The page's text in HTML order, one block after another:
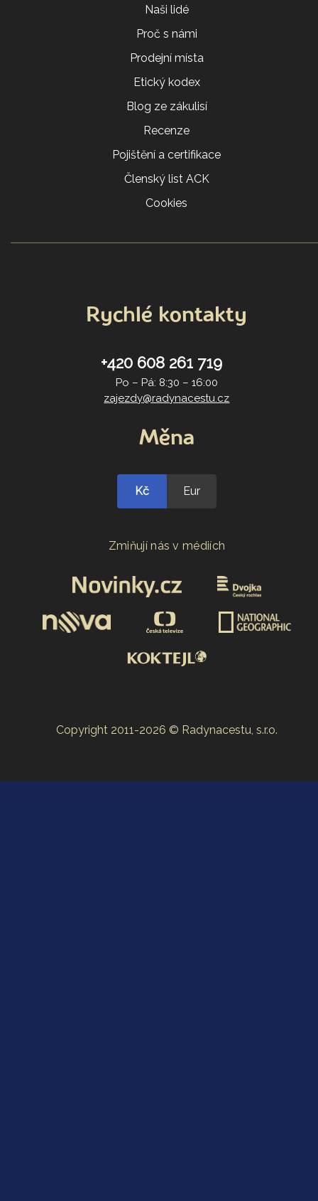
Naši lidé
Proč s námi
Prodejní místa
Etický kodex
Blog ze zákulisí
Recenze
Pojištění a certifikace
Členský list ACK
Cookies
Rychlé kontakty
+420 608 261 719
Po – Pá: 8:30 – 16:00
zajezdy@radynacestu.cz
Měna
Kč Eur
Zmiňují nás v médiích
Copyright 2011-2026 © Radynacestu, s.r.o.